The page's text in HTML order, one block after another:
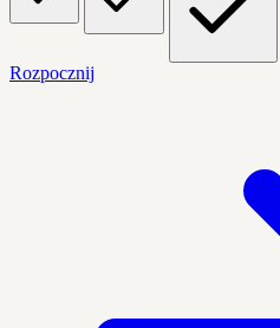
Rozpocznij